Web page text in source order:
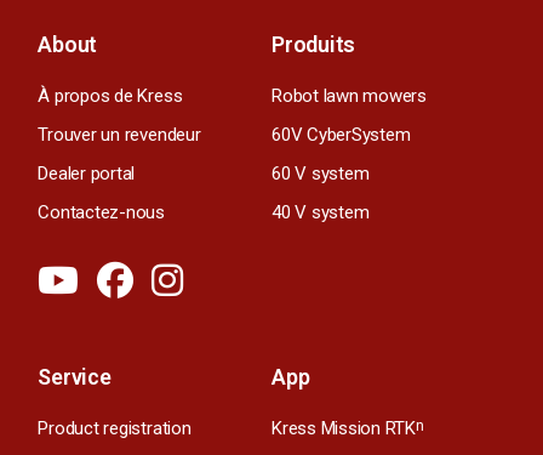
About
À propos de Kress
Trouver un revendeur
Dealer portal
Contactez-nous
Produits
Robot lawn mowers
60V CyberSystem
60 V system
40 V system
Service
Product registration
App
Kress Mission RTKn